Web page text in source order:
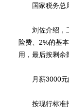
国家税务总局
刘佐介绍，工
险费、2%的基
用，最后按剩余
月薪3000元
按现行标准扣